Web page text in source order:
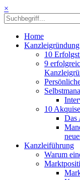
×
Home
Kanzleigründung
10
9
10
Das
Kanzleiführung
Warum